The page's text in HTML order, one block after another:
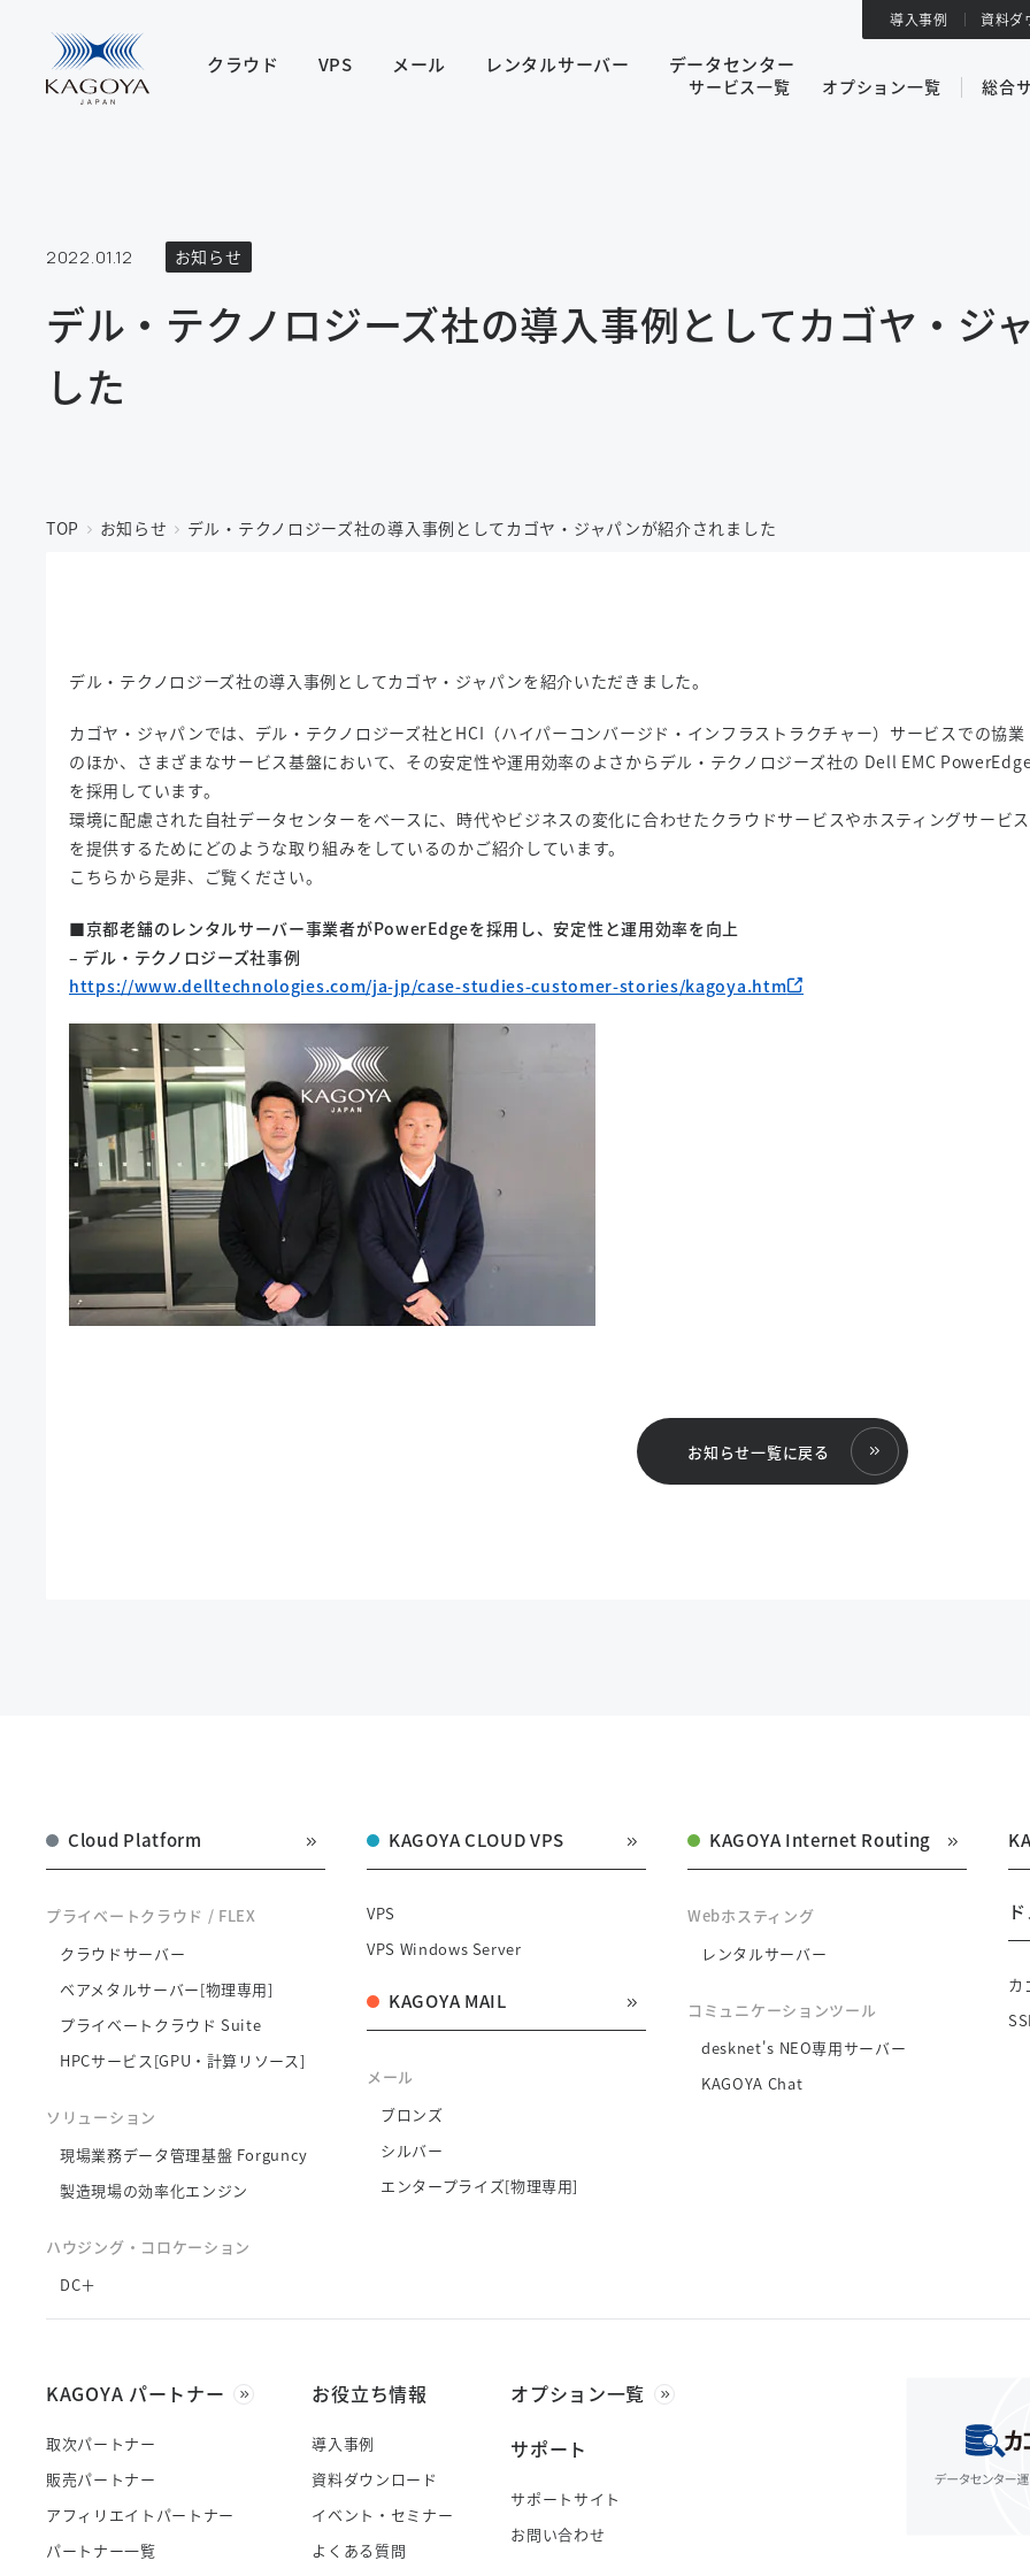
2022.01.12 お知らせ
デル・テクノロジーズ社の導入事例としてカゴヤ・ジ
した
TOP お知らせ デル・テクノロジーズ社の導入事例としてカゴヤ・ジャパンが紹介されました
デル・テクノロジーズ社の導入事例としてカゴヤ・ジャパンを紹介いただきました。
カゴヤ・ジャパンでは、デル・テクノロジーズ社とHCI（ハイパーコンバージド・インフラストラクチャー）サービスでの協業
のほか、さまざまなサービス基盤において、その安定性や運用効率のよさからデル・テクノロジーズ社の Dell EMC
を採用しています。
環境に配慮された自社データセンターをベースに、時代やビジネスの変化に合わせたクラウドサービスやホスティングサービス
を提供するためにどのような取り組みをしているのかご紹介しています。
こちらから是非、ご覧ください。
■京都老舗のレンタルサーバー事業者がPowerEdgeを採用し、安定性と運用効率を向上
– デル・テクノロジーズ社事例
https://www.delltechnologies.com/ja-jp/case-studies-customer-stories/kagoya.htm
お知らせ一覧に戻る
クラウド VPS メール レンタルサーバー データセンター
導入事例 資料ダ
サービス一覧 オプション一覧 総合
Cloud Platform
プライベートクラウド / FLEX
クラウドサーバー
ベアメタルサーバー[物理専用]
プライベートクラウド Suite
HPCサービス[GPU・計算リソース]
ソリューション
現場業務データ管理基盤 Forguncy
製造現場の効率化エンジン
ハウジング・コロケーション
DC＋
KAGOYA CLOUD VPS
VPS
VPS Windows Server
KAGOYA MAIL
メール
ブロンズ
シルバー
エンタープライズ[物理専用]
KAGOYA Internet Routing
Webホスティング
レンタルサーバー
コミュニケーションツール
desknet's NEO専用サーバー
KAGOYA Chat
カ
KAGOYA パートナー
取次パートナー
販売パートナー
アフィリエイトパートナー
パートナー一覧
お役立ち情報
導入事例
資料ダウンロード
イベント・セミナー
よくある質問
オプション一覧
サポート
サポートサイト
お問い合わせ